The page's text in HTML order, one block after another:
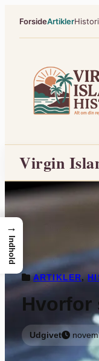
indhold
ForsideArtikler
Virgin
ARTIKLER,
Hvorfor
Udgivet
→
Indhold